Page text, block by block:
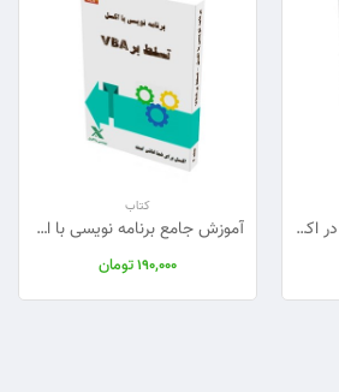
دانلود کتاب آموزش VBA در اکسل – مبانی برنامه‌نویسی از صفر تا صد
کتاب
آموزش جامع برنامه نویسی با اکسل - تسلط بر ماکرونویسی (VBA)
190,000تومان